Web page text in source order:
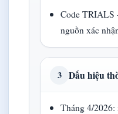
Code TRIALS
nguồn xác
3 Dấu hiệu
Tháng 4/